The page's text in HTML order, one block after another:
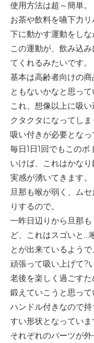
使用方法は超～簡単。
お茶や飲料を嚥下力
下に動かす運動をしな
この運動が、飲み込
てくれるみたいです。
基本は高齢者向けの
ともないかなと思って
これ、想像以上に吸
クタクタになってし
吸い付きが必要となっ
毎日1 日1回でもこのボ
いけば、これはかな
実感が湧いてきます。
旦那も喉が弱く、ム
りするので。
一昨日辺りから旦那
ど、これはスゴいと …
とが出来ているよう
頑張って吸い上げて?
老後を楽しく過ごす
鍛えていこうと思って
ハンドル付きなので
すい形状となっていま
それぞれのパーツが